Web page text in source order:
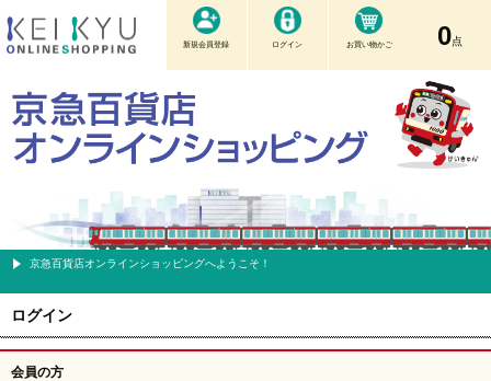
新規会員登録 ログイン お買い物かご 0点
京急百貨店オンラインショッピングへようこそ！
ログイン
会員の方